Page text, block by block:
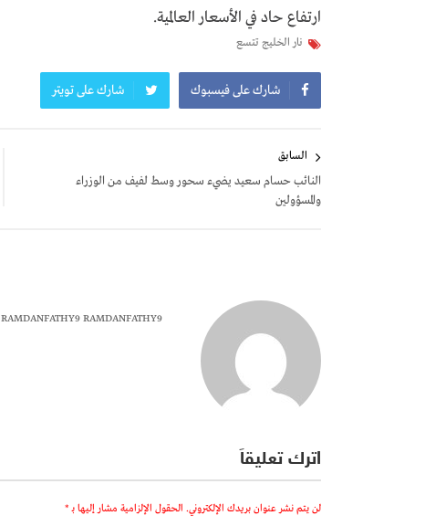
ارتفاع حاد في الأسعار العالمية.
نار الخليج تتسع
شارك على فيسبوك شارك على تويتر
المقالات
السابق
النائب حسام سعيد يضيء سحور وسط لفيف من الوزراء
والمسؤولين
RAMDANFATHY9 RAMDANFATHY9
اترك تعليقاً
لن يتم نشر عنوان بريدك الإلكتروني. الحقول الإلزامية مشار إليها بـ *